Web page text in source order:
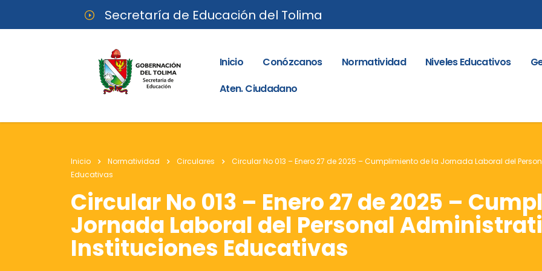
Secretaría de Educación del Tolima
Inicio Conózcanos Normatividad Niveles Educativos
Aten. Ciudadano
Inicio Normatividad Circulares
Circular No 013 – Enero 27 de 2025 – Cumplimiento de la Jornada Laboral del
Educativas
Circular No 013 – Enero 27 de 2025 –
Jornada Laboral del Personal
Instituciones Educativas